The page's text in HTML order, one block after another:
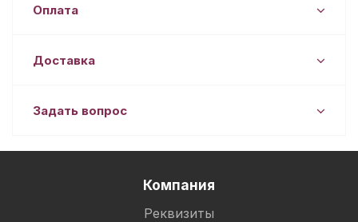
Оплата
Доставка
Задать вопрос
Компания
Реквизиты